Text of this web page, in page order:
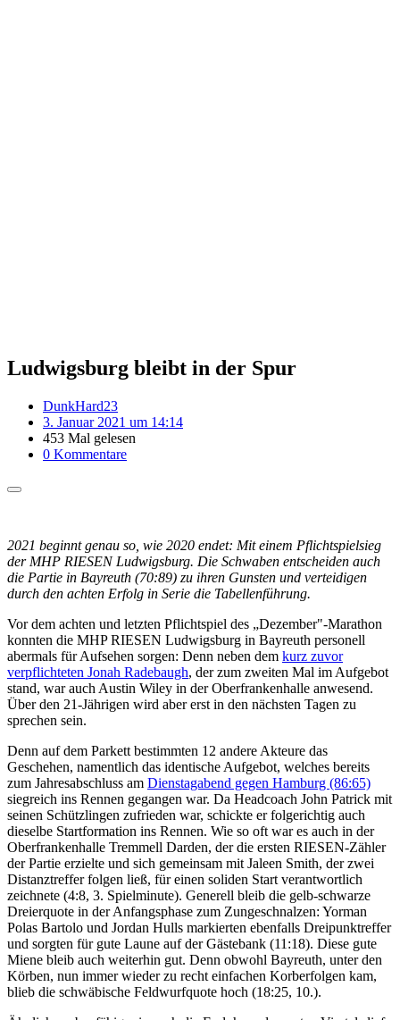
Ludwigsburg bleibt in der Spur
DunkHard23
3. Januar 2021 um 14:14
453 Mal gelesen
0 Kommentare
2021 beginnt genau so, wie 2020 endet: Mit einem Pflichtspielsieg
der MHP RIESEN Ludwigsburg. Die Schwaben entscheiden auch
die Partie in Bayreuth (70:89) zu ihren Gunsten und verteidigen
durch den achten Erfolg in Serie die Tabellenführung.
Vor dem achten und letzten Pflichtspiel des „Dezember"-Marathon
konnten die MHP RIESEN Ludwigsburg in Bayreuth personell
abermals für Aufsehen sorgen: Denn neben dem kurz zuvor
verpflichteten Jonah Radebaugh, der zum zweiten Mal im Aufgebot
stand, war auch Austin Wiley in der Oberfrankenhalle anwesend.
Über den 21-Jährigen wird aber erst in den nächsten Tagen zu
sprechen sein.
Denn auf dem Parkett bestimmten 12 andere Akteure das
Geschehen, namentlich das identische Aufgebot, welches bereits
zum Jahresabschluss am Dienstagabend gegen Hamburg (86:65)
siegreich ins Rennen gegangen war. Da Headcoach John Patrick mit
seinen Schützlingen zufrieden war, schickte er folgerichtig auch
dieselbe Startformation ins Rennen. Wie so oft war es auch in der
Oberfrankenhalle Tremmell Darden, der die ersten RIESEN-Zähler
der Partie erzielte und sich gemeinsam mit Jaleen Smith, der zwei
Distanztreffer folgen ließ, für einen soliden Start verantwortlich
zeichnete (4:8, 3. Spielminute). Generell bleib die gelb-schwarze
Dreierquote in der Anfangsphase zum Zungeschnalzen: Yorman
Polas Bartolo und Jordan Hulls markierten ebenfalls Dreipunktreffer
und sorgten für gute Laune auf der Gästebank (11:18). Diese gute
Miene bleib auch weiterhin gut. Denn obwohl Bayreuth, unter den
Körben, nun immer wieder zu recht einfachen Korberfolgen kam,
blieb die schwäbische Feldwurfquote hoch (18:25, 10.).